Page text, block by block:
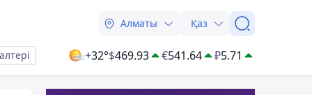
Алматы Қаз
+32°$469.93 €541.64 ₽5.71